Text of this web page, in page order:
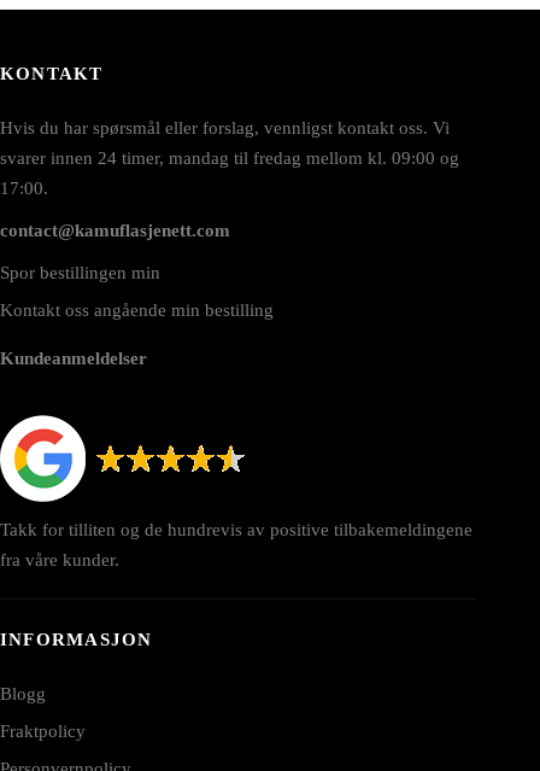
KONTAKT
Hvis du har spørsmål eller forslag, vennligst kontakt oss. Vi
svarer innen 24 timer, mandag til fredag mellom kl. 09:00 og
17:00.
contact@kamuflasjenett.com
Spor bestillingen min
Kontakt oss angående min bestilling
Kundeanmeldelser
Takk for tilliten og de hundrevis av positive tilbakemeldingene
fra våre kunder.
INFORMASJON
Blogg
Fraktpolicy